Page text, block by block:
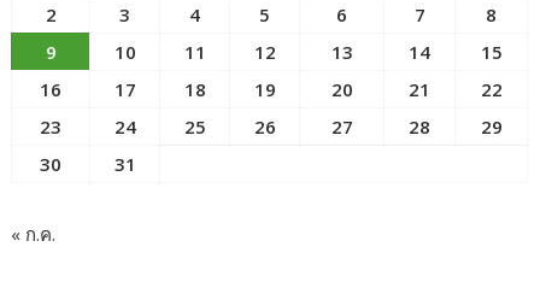
2
3 4 5 6 7
8
9
10 11 12 13 14
15
16
17 18 19 20 21
22
23
24 25 26 27 28
29
30
31
« ก.ค.